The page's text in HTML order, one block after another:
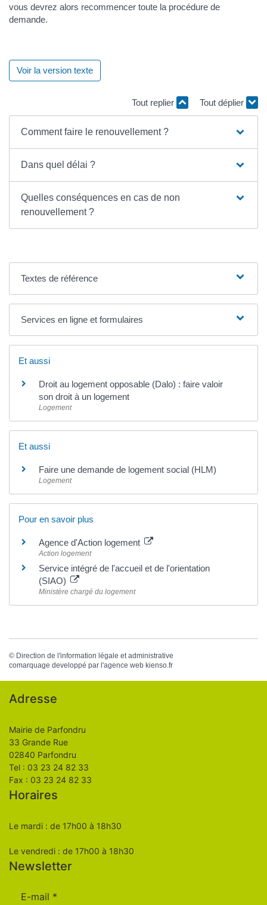
vous devrez alors recommencer toute la procédure de
demande.
Voir la version texte
Tout replier Tout déplier
Comment faire le renouvellement ?
Dans quel délai ?
Quelles conséquences en cas de non
renouvellement ?
Textes de référence
Services en ligne et formulaires
Et aussi
Droit au logement opposable (Dalo) : faire valoir
son droit à un logement
Logement
Et aussi
Faire une demande de logement social (HLM)
Logement
Pour en savoir plus
Agence d'Action logement
Action logement
Service intégré de l'accueil et de l'orientation
(SIAO)
Ministère chargé du logement
© Direction de l'information légale et administrative
comarquage developpé par l'agence web kienso.fr
Adresse
Mairie de Parfondru
33 Grande Rue
02840 Parfondru
Tel : 03 23 24 82 33
Fax : 03 23 24 82 33
Horaires
Le mardi : de 17h00 à 18h30
Le vendredi : de 17h00 à 18h30
Newsletter
E-mail *